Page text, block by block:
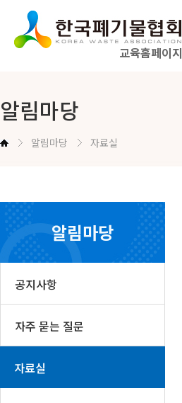
교육홈페이지
알림마당
알림마당 자료실
알림마당
공지사항
자주 묻는 질문
자료실